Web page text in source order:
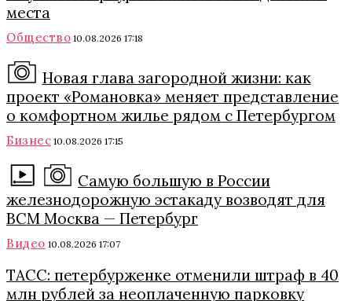
места
Общество 10.08.2026 17:18
Новая глава загородной жизни: как
проект «Романовка» меняет представление
о комфортном жилье рядом с Петербургом
Бизнес 10.08.2026 17:15
Самую большую в России
железнодорожную эстакаду возводят для
ВСМ Москва — Петербург
Видео 10.08.2026 17:07
ТАСС: петербурженке отменили штраф в 40
млн рублей за неоплаченную парковку